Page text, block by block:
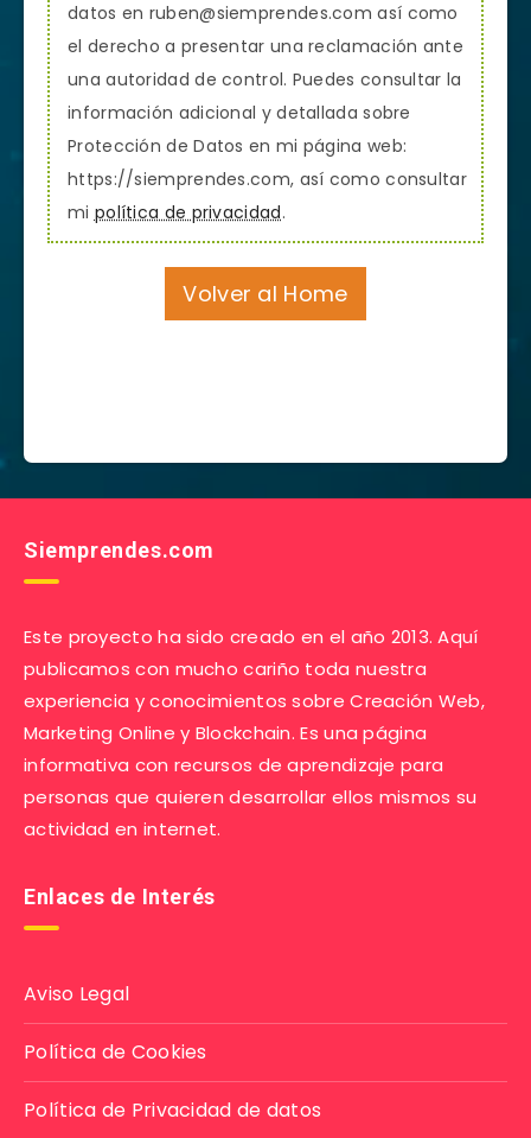
datos en ruben@siemprendes.com así como
el derecho a presentar una reclamación ante
una autoridad de control. Puedes consultar la
información adicional y detallada sobre
Protección de Datos en mi página web:
https://siemprendes.com, así como consultar
mi política de privacidad.
Volver al Home
Siemprendes.com
Este proyecto ha sido creado en el año 2013. Aquí
publicamos con mucho cariño toda nuestra
experiencia y conocimientos sobre Creación Web,
Marketing Online y Blockchain. Es una página
informativa con recursos de aprendizaje para
personas que quieren desarrollar ellos mismos su
actividad en internet.
Enlaces de Interés
Aviso Legal
Política de Cookies
Política de Privacidad de datos